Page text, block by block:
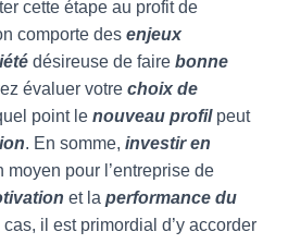
cette étape au profit de
comporte des enjeux
désireuse de faire bonne
évaluer votre choix de
point le nouveau profil peut
. En somme, investir en
moyen pour l’entreprise de
et la performance du
il est primordial d’y accorder